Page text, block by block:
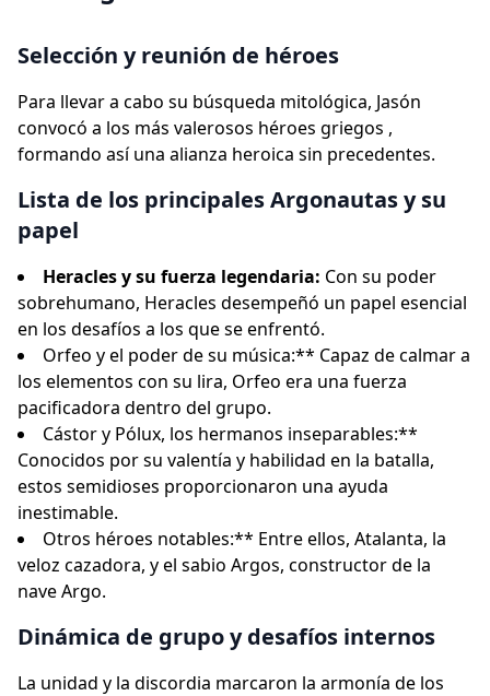
Selección y reunión de héroes
Para llevar a cabo su búsqueda mitológica, Jasón
convocó a los más valerosos héroes griegos ,
formando así una alianza heroica sin precedentes.
Lista de los principales Argonautas y su
papel
Heracles y su fuerza legendaria: Con su poder
sobrehumano, Heracles desempeñó un papel esencial
en los desafíos a los que se enfrentó.
Orfeo y el poder de su música:** Capaz de calmar a
los elementos con su lira, Orfeo era una fuerza
pacificadora dentro del grupo.
Cástor y Pólux, los hermanos inseparables:**
Conocidos por su valentía y habilidad en la batalla,
estos semidioses proporcionaron una ayuda
inestimable.
Otros héroes notables:** Entre ellos, Atalanta, la
veloz cazadora, y el sabio Argos, constructor de la
nave Argo.
Dinámica de grupo y desafíos internos
La unidad y la discordia marcaron la armonía de los